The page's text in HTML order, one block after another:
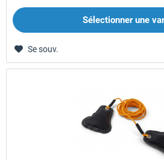
Sélectionner une
Se souv.